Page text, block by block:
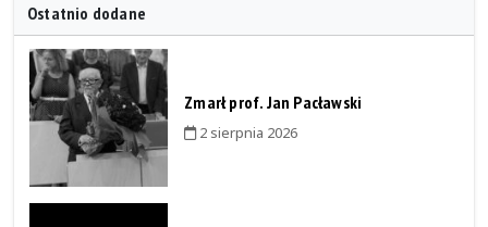
Ostatnio dodane
Zmarł prof. Jan Pacławski
2 sierpnia 2026